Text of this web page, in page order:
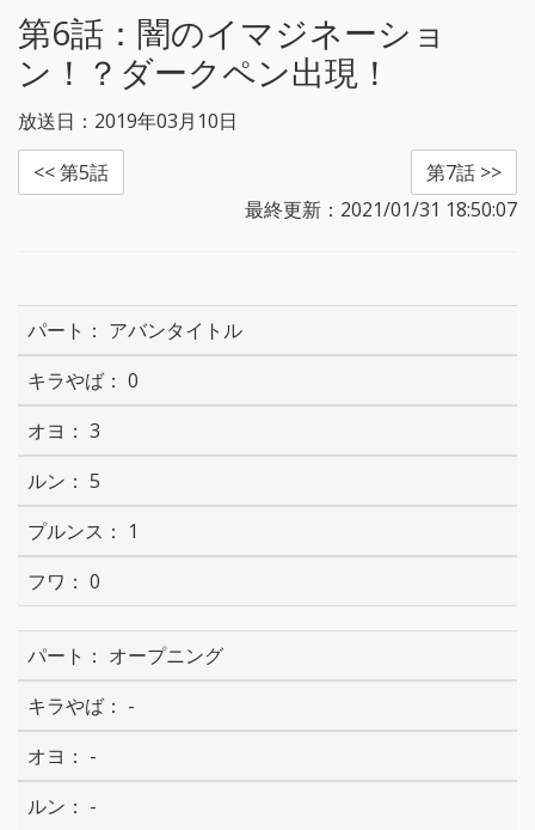
第6話： 闇のイマジネーショ
ン！？ダークペン出現！
放送日：2019年03月10日
<< 第5話
第7話 >>
最終更新：2021/01/31 18:50:07
アバンタイトル
0
3
5
1
0
オープニング
-
-
-